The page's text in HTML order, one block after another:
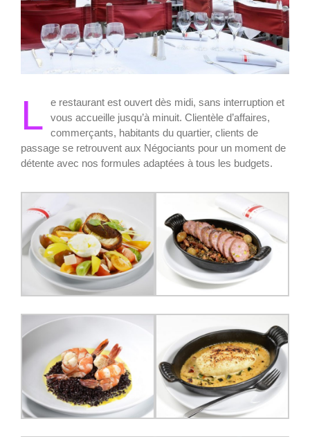
L
e restaurant est ouvert dès midi, sans interruption et
vous accueille jusqu’à minuit. Clientèle d’affaires,
commerçants, habitants du quartier, clients de
passage se retrouvent aux Négociants pour un moment de
détente avec nos formules adaptées à tous les budgets.